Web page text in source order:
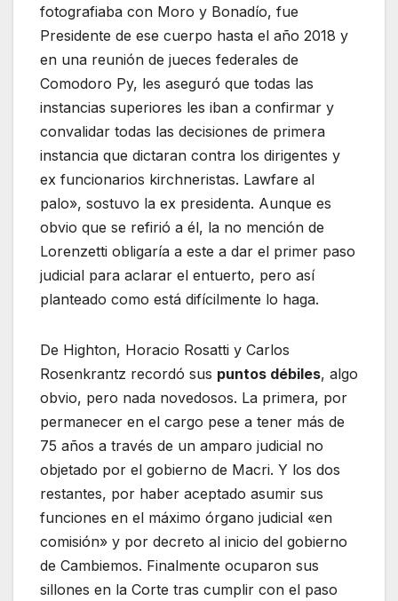
fotografiaba con Moro y Bonadío, fue
Presidente de ese cuerpo hasta el año 2018 y
en una reunión de jueces federales de
Comodoro Py, les aseguró que todas las
instancias superiores les iban a confirmar y
convalidar todas las decisiones de primera
instancia que dictaran contra los dirigentes y
ex funcionarios kirchneristas. Lawfare al
palo», sostuvo la ex presidenta. Aunque es
obvio que se refirió a él, la no mención de
Lorenzetti obligaría a este a dar el primer paso
judicial para aclarar el entuerto, pero así
planteado como está difícilmente lo haga.
De Highton, Horacio Rosatti y Carlos
Rosenkrantz recordó sus puntos débiles, algo
obvio, pero nada novedosos. La primera, por
permanecer en el cargo pese a tener más de
75 años a través de un amparo judicial no
objetado por el gobierno de Macri. Y los dos
restantes, por haber aceptado asumir sus
funciones en el máximo órgano judicial «en
comisión» y por decreto al inicio del gobierno
de Cambiemos. Finalmente ocuparon sus
sillones en la Corte tras cumplir con el paso